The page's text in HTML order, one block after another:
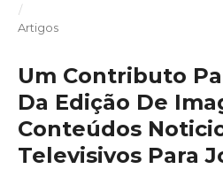
/
Artigos
Um Contributo
Da Edição De
Conteúdos
Televisivos Para